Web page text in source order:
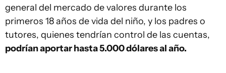
general del mercado de valores durante los
primeros 18 años de vida del niño, y los padres o
tutores, quienes tendrían control de las cuentas,
podrían aportar hasta 5.000 dólares al año.